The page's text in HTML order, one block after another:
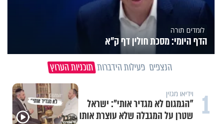
לומדים תורה
הדף היומי: מסכת חולין דף ק"א
הנצפים פעילות הידברות תוכניות הערוץ
1 וידיאו מגזין
"הגמגום לא מגדיר אותי": ישראל
שטרן על המגבלה שלא עוצרת אותו